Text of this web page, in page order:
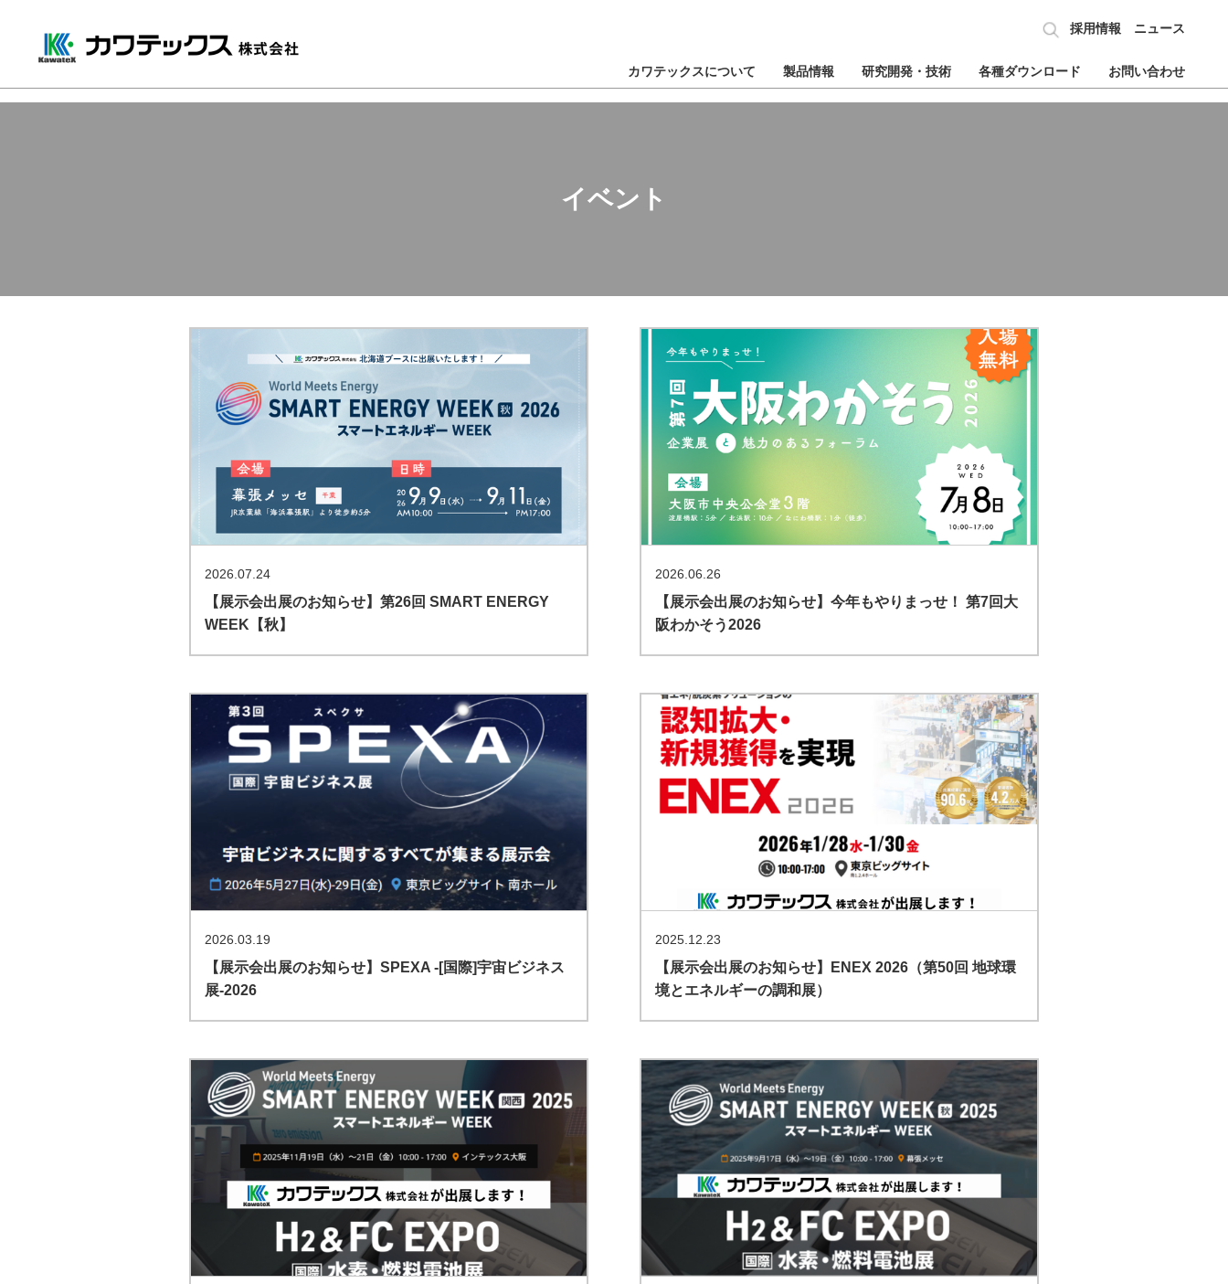
採用情報 ニュース
カワテックスについて 製品情報 研究開発・技術 各種ダウンロード お問い合わせ
イベント
2026.07.24
【展示会出展のお知らせ】第26回 SMART ENERGY
WEEK【秋】
2026.06.26
【展示会出展のお知らせ】今年もやりまっせ！ 第7回大
阪わかそう2026
2026.03.19
【展示会出展のお知らせ】SPEXA -[国際]宇宙ビジネス
展-2026
2025.12.23
【展示会出展のお知らせ】ENEX 2026（第50回 地球環
境とエネルギーの調和展）